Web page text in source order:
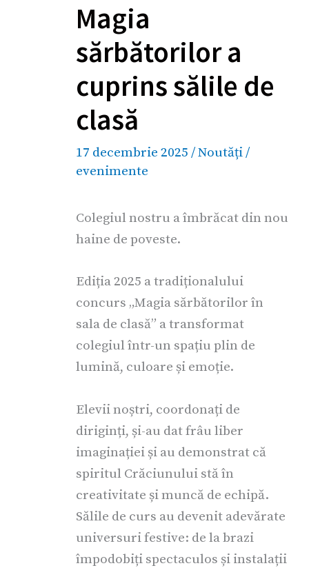
Magia
sărbătorilor a
cuprins sălile de
clasă
17 decembrie 2025 /Noutăți/
evenimente
Colegiul nostru a îmbrăcat din nou
haine de poveste.
Ediția 2025 a tradiționalului
concurs „Magia sărbătorilor în
sala de clasă” a transformat
colegiul într-un spațiu plin de
lumină, culoare și emoție.
Elevii noștri, coordonați de
diriginți, și-au dat frâu liber
imaginației și au demonstrat că
spiritul Crăciunului stă în
creativitate și muncă de echipă.
Sălile de curs au devenit adevărate
universuri festive: de la brazi
împodobiți spectaculos și instalații